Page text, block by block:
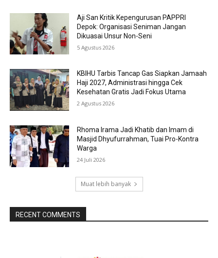
Aji San Kritik Kepengurusan PAPPRI
Depok: Organisasi Seniman Jangan
Dikuasai Unsur Non-Seni
5 Agustus 2026
KBIHU Tarbis Tancap Gas Siapkan Jamaah
Haji 2027, Administrasi hingga Cek
Kesehatan Gratis Jadi Fokus Utama
2 Agustus 2026
Rhoma Irama Jadi Khatib dan Imam di
Masjid Dhyufurrahman, Tuai Pro-Kontra
Warga
24 Juli 2026
Muat lebih banyak
RECENT COMMENTS